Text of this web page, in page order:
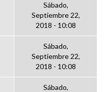
Sábado,
Septiembre 22,
2018 - 10:08
Sábado,
Septiembre 22,
2018 - 10:08
Sábado,